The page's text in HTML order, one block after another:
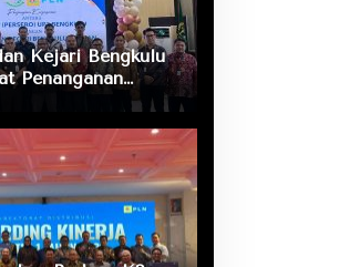
Kejari Bengkulu
Penanganan
Dukung Layanan